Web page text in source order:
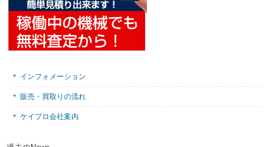
インフォメーション
販売・買取りの流れ
ケイプロ会社案内